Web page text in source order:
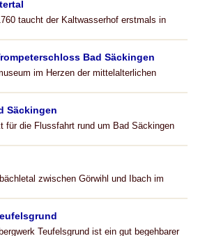
taucht der Kaltwasserhof erstmals in
Bad Säckingen
im Herzen der mittelalterlichen
Säckingen
für die Flussfahrt rund um Bad Säckingen
zwischen Görwihl und Ibach im
Teufelsgrund ist ein gut begehbarer